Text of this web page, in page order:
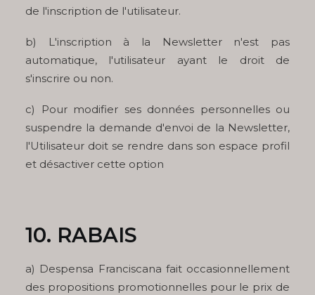
de l'inscription de l'utilisateur.
b) L'inscription à la Newsletter n'est pas
automatique, l'utilisateur ayant le droit de
s'inscrire ou non.
c) Pour modifier ses données personnelles ou
suspendre la demande d'envoi de la Newsletter,
l'Utilisateur doit se rendre dans son espace profil
et désactiver cette option
10. RABAIS
a) Despensa Franciscana fait occasionnellement
des propositions promotionnelles pour le prix de